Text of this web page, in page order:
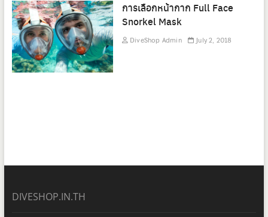
การเลือกหน้ากาก Full Face
Snorkel Mask
DiveShop Admin July 2, 2018
DIVESHOP.IN.TH